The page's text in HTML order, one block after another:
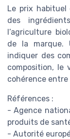
Le prix habituel
des
l’agriculture
de la marque.
indiquer des
composition, le
cohérence
Références :
- Agence
produits de
- Autorité